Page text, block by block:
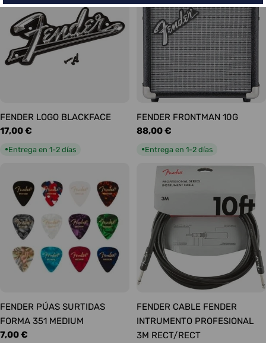
FENDER LOGO BLACKFACE
Precio
17,00 €
●Entrega en 1-2 días
FENDER FRONTMAN 10G
Precio
88,00 €
●Entrega en 1-2 días
FENDER PÚAS SURTIDAS
FORMA 351 MEDIUM
Precio
7,00 €
FENDER CABLE FENDER
INTRUMENTO PROFESIONAL
3M RECT/RECT